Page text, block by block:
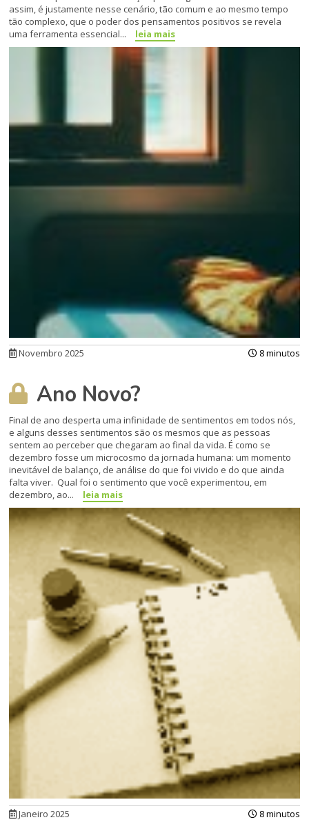
assim, é justamente nesse cenário, tão comum e ao mesmo tempo
tão complexo, que o poder dos pensamentos positivos se revela
uma ferramenta essencial...
leia mais
Novembro 2025 8 minutos
Ano Novo?
Final de ano desperta uma infinidade de sentimentos em todos nós,
e alguns desses sentimentos são os mesmos que as pessoas
sentem ao perceber que chegaram ao final da vida. É como se
dezembro fosse um microcosmo da jornada humana: um momento
inevitável de balanço, de análise do que foi vivido e do que ainda
falta viver. Qual foi o sentimento que você experimentou, em
dezembro, ao...
leia mais
Janeiro 2025 8 minutos